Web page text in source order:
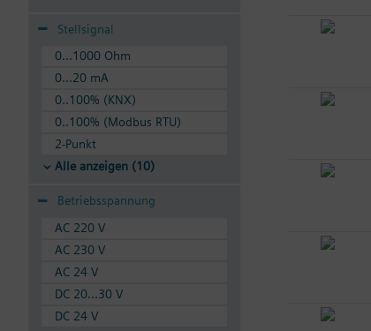
Stellsignal
0...1000 Ohm
0...20 mA
0..100% (KNX)
0..100% (Modbus RTU)
2-Punkt
Alle anzeigen (10)
Betriebsspannung
AC 220 V
AC 230 V
AC 24 V
DC 20...30 V
DC 24 V